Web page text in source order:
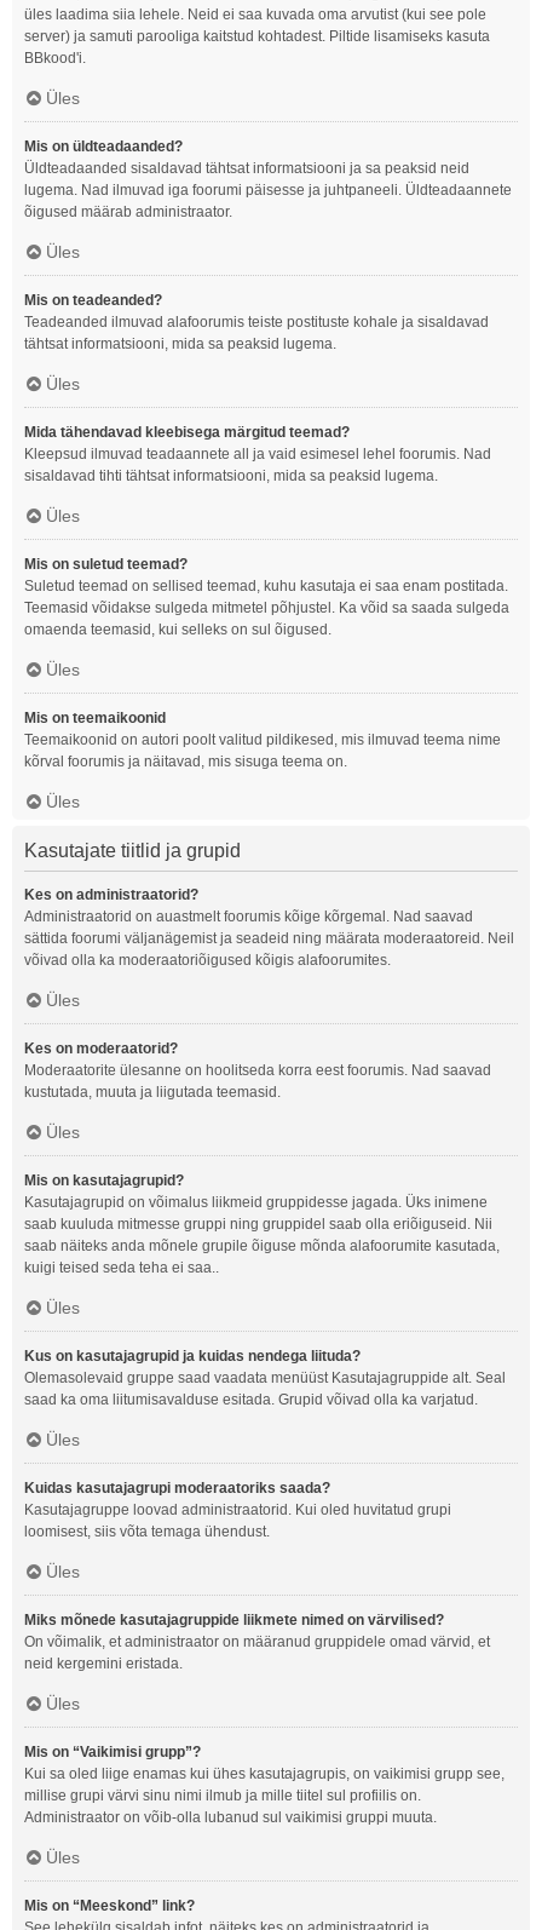
üles laadima siia lehele. Neid ei saa kuvada oma arvutist (kui see pole
server) ja samuti parooliga kaitstud kohtadest. Piltide lisamiseks kasuta
BBkood'i.
Üles
Mis on üldteadaanded?
Üldteadaanded sisaldavad tähtsat informatsiooni ja sa peaksid neid
lugema. Nad ilmuvad iga foorumi päisesse ja juhtpaneeli. Üldteadaannete
õigused määrab administraator.
Üles
Mis on teadeanded?
Teadeanded ilmuvad alafoorumis teiste postituste kohale ja sisaldavad
tähtsat informatsiooni, mida sa peaksid lugema.
Üles
Mida tähendavad kleebisega märgitud teemad?
Kleepsud ilmuvad teadaannete all ja vaid esimesel lehel foorumis. Nad
sisaldavad tihti tähtsat informatsiooni, mida sa peaksid lugema.
Üles
Mis on suletud teemad?
Suletud teemad on sellised teemad, kuhu kasutaja ei saa enam postitada.
Teemasid võidakse sulgeda mitmetel põhjustel. Ka võid sa saada sulgeda
omaenda teemasid, kui selleks on sul õigused.
Üles
Mis on teemaikoonid
Teemaikoonid on autori poolt valitud pildikesed, mis ilmuvad teema nime
kõrval foorumis ja näitavad, mis sisuga teema on.
Üles
Kasutajate tiitlid ja grupid
Kes on administraatorid?
Administraatorid on auastmelt foorumis kõige kõrgemal. Nad saavad
sättida foorumi väljanägemist ja seadeid ning määrata moderaatoreid. Neil
võivad olla ka moderaatoriõigused kõigis alafoorumites.
Üles
Kes on moderaatorid?
Moderaatorite ülesanne on hoolitseda korra eest foorumis. Nad saavad
kustutada, muuta ja liigutada teemasid.
Üles
Mis on kasutajagrupid?
Kasutajagrupid on võimalus liikmeid gruppidesse jagada. Üks inimene
saab kuuluda mitmesse gruppi ning gruppidel saab olla eriõiguseid. Nii
saab näiteks anda mõnele grupile õiguse mõnda alafoorumite kasutada,
kuigi teised seda teha ei saa..
Üles
Kus on kasutajagrupid ja kuidas nendega liituda?
Olemasolevaid gruppe saad vaadata menüüst Kasutajagruppide alt. Seal
saad ka oma liitumisavalduse esitada. Grupid võivad olla ka varjatud.
Üles
Kuidas kasutajagrupi moderaatoriks saada?
Kasutajagruppe loovad administraatorid. Kui oled huvitatud grupi
loomisest, siis võta temaga ühendust.
Üles
Miks mõnede kasutajagruppide liikmete nimed on värvilised?
On võimalik, et administraator on määranud gruppidele omad värvid, et
neid kergemini eristada.
Üles
Mis on “Vaikimisi grupp”?
Kui sa oled liige enamas kui ühes kasutajagrupis, on vaikimisi grupp see,
millise grupi värvi sinu nimi ilmub ja mille tiitel sul profiilis on.
Administraator on võib-olla lubanud sul vaikimisi gruppi muuta.
Üles
Mis on “Meeskond” link?